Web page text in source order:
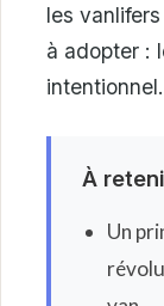
les
à adopter :
intentionnel.
À
Un